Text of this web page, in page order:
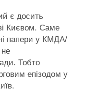
є досить
Києвом. Саме
папери у КМДА/
не
Тобто
епізодом у